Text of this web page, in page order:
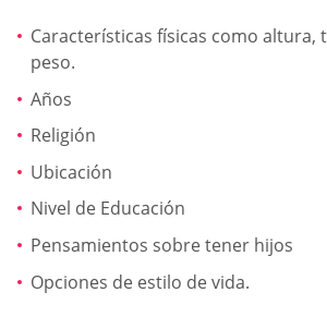
Características físicas como altura,
peso.
Años
Religión
Ubicación
Nivel de Educación
Pensamientos sobre tener hijos
Opciones de estilo de vida.